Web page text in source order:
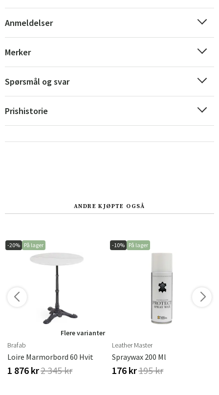
Norge
Suomi
Anmeldelser
Merker
Spørsmål og svar
Prishistorie
ANDRE KJØPTE OGSÅ
-20% På lager
Flere varianter
Brafab
Loire Marmorbord 60 Hvit
1 876 kr2 345 kr
-10% På lager
Leather Master
Spraywax 200 Ml
176 kr195 kr